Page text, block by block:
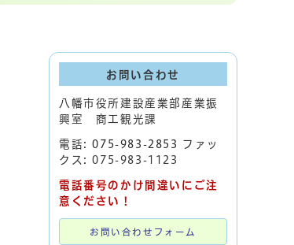
お問い合わせ
八幡市役所建設産業部産業振
興室 商工観光課
電話:075-983-2853
ファッ
クス: 075-983-1123
電話番号のかけ間違いにご注
意ください！
お問い合わせフォーム